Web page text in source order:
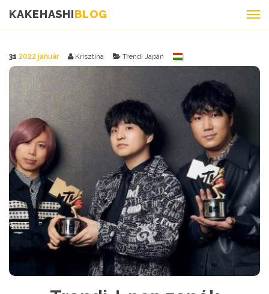
KAKEHASHIBLOG
31 2022 január Krisztina Trendi Japán